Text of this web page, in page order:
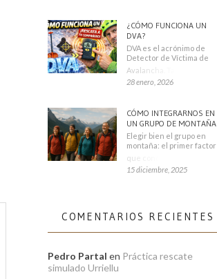
¿CÓMO FUNCIONA UN
DVA?
DVA es el acrónimo de
Detector de Víctima de
Avalancha. También se
28 enero, 2026
CÓMO INTEGRARNOS EN
UN GRUPO DE MONTAÑA
Elegir bien el grupo en
montaña: el primer factor
que condiciona tu
15 diciembre, 2025
COMENTARIOS RECIENTES
Pedro Partal en Práctica rescate
simulado Urriellu